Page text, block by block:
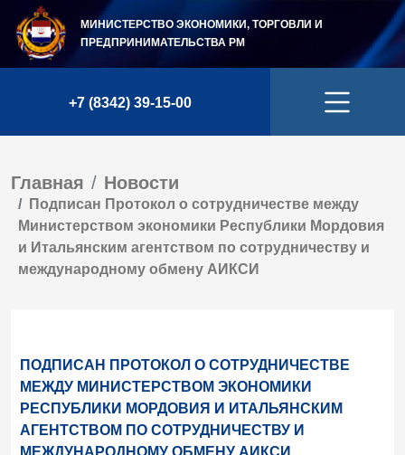
МИНИСТЕРСТВО ЭКОНОМИКИ, ТОРГОВЛИ И
ПРЕДПРИНИМАТЕЛЬСТВА РМ
+7 (8342) 39-15-00
Главная Новости
Подписан Протокол о сотрудничестве между
Министерством экономики Республики Мордовия
и Итальянским агентством по сотрудничеству и
международному обмену АИКСИ
ПОДПИСАН ПРОТОКОЛ О СОТРУДНИЧЕСТВЕ
МЕЖДУ МИНИСТЕРСТВОМ ЭКОНОМИКИ
РЕСПУБЛИКИ МОРДОВИЯ И ИТАЛЬЯНСКИМ
АГЕНТСТВОМ ПО СОТРУДНИЧЕСТВУ И
МЕЖДУНАРОДНОМУ ОБМЕНУ АИКСИ